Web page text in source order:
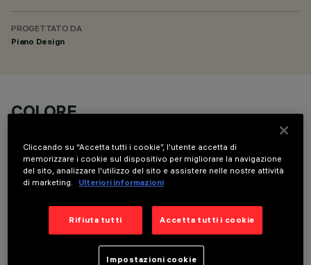
PROGETTATO DA
Piano Design
COLORE
COMPONENTI OPZIONALI
Cliccando su “Accetta tutti i cookie”, l'utente accetta di
memorizzare i cookie sul dispositivo per migliorare la navigazione
del sito, analizzare l'utilizzo del sito e assistere nelle nostre attività
di marketing.
Ulteriori informazioni
Rifiuta tutti Accetta tutti i cookie
Impostazioni cookie